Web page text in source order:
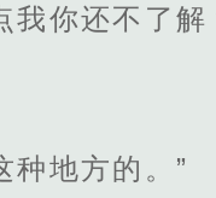
我你还不了解
种地方的。”